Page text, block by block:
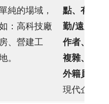
純的場域，
：高科技廠
房、營建工
。
點、有外
勤/遠距工
作者、排班
複雜、顧有
外籍員工
現代企業。